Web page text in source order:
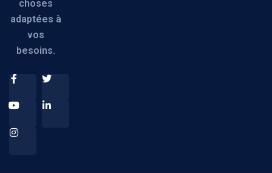
choses
adaptées à
vos
besoins.